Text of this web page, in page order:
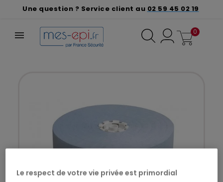
Une question ? Service client au 02 59 45 02 19
0
Le respect de votre vie privée est primordial